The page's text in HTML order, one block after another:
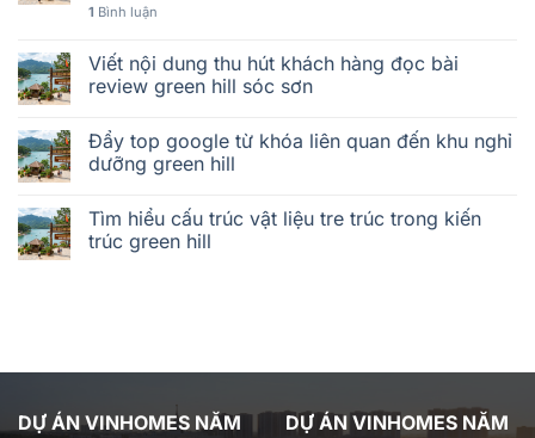
1 Bình luận
Viết nội dung thu hút khách hàng đọc bài
review green hill sóc sơn
Đẩy top google từ khóa liên quan đến khu nghỉ
dưỡng green hill
Tìm hiểu cấu trúc vật liệu tre trúc trong kiến
trúc green hill
DỰ ÁN VINHOMES NĂM
DỰ ÁN VINHOMES NĂM